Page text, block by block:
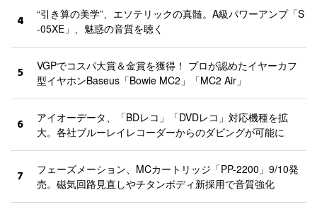
4
“引き算の美学”、エソテリックの真髄。A級パワーアンプ「S
-05XE」、魅惑の音質を聴く
5
VGPでコスパ大賞＆金賞を獲得！ プロが認めたイヤーカフ
型イヤホンBaseus「Bowie MC2」「MC2 Air」
6
アイオーデータ、「BDレコ」「DVDレコ」対応機種を拡
大。各社ブルーレイレコーダーからのダビングが可能に
7
フェーズメーション、MCカートリッジ「PP-2200」9/10発
売。磁気回路見直しやチタンボディ新採用で音質強化